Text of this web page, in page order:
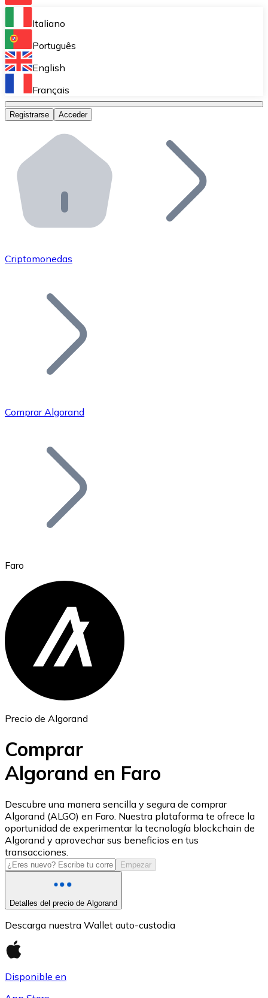
Bitnovo Ramp
Integra nuestra solución en tu plataforma.
Bitnovo Giftcards
Bitnovo OTC
Bitnovo ATM
Integra un ATM Bitnovo en tu negocio y permite que
Bitnovo API
Integra nuestra API en tu ecosistema.
Únete a nuestra red de distribuidores.
Añade tu proyecto a nuestro ecosistema.
Bitcoin
Ethereum
ETH
USD Coin
USDC
Litecoin
Italiano
Português
English
Français
Registrarse Acceder
Criptomonedas
Comprar Algorand
Faro
Precio de Algorand
Comprar
Algorand en Faro
Descubre una manera sencilla y segura de comprar
Algorand (ALGO) en Faro. Nuestra plataforma te ofrece la
oportunidad de experimentar la tecnología blockchain de
Algorand y aprovechar sus beneficios en tus
transacciones.
Empezar
Detalles del precio de Algorand
Descarga nuestra Wallet auto-custodia
Disponible en